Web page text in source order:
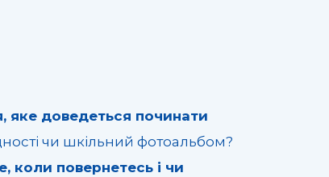
яке доведеться починати
чи шкільний фотоальбом?
коли повернетесь і чи